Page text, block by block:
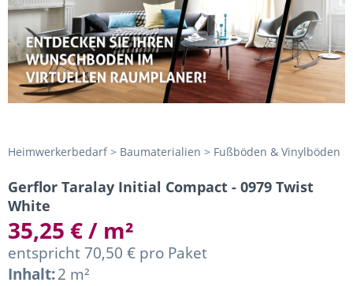
Heimwerkerbedarf > Baumaterialien > Fußböden & Vinylböden
Gerflor Taralay Initial Compact - 0979 Twist
White
35,25 € / m²
entspricht 70,50 € pro Paket
Inhalt:2 m²